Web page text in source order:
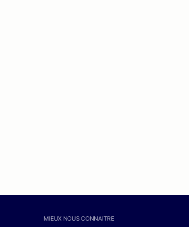
MIEUX NOUS CONNAITRE